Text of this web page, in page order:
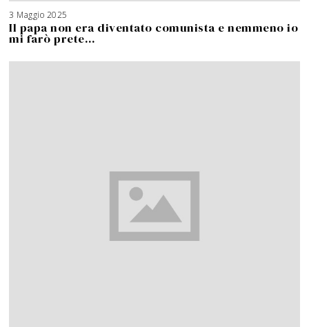
3 Maggio 2025
Il papa non era diventato comunista e nemmeno io
mi farò prete…